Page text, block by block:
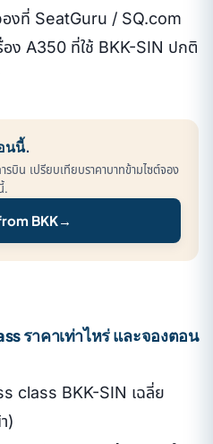
องที่ SeatGuru / SQ.com
ง A350 ที่ใช้ BKK-SIN ปกติ
นนี้.
บิน เปรียบเทียบราคาบาทข้ามไซต์จอง
.
BKK→
ราคาเท่าไหร่ และจองตอน
class BKK-SIN เฉลี่ย
)